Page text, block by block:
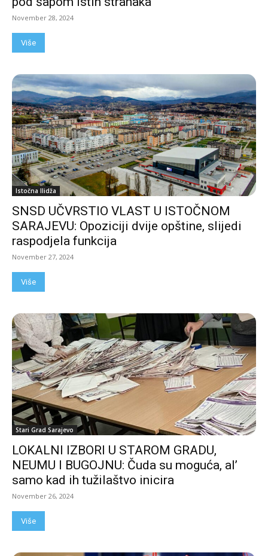
November 28, 2024
Više
Istočna Ilidža
SNSD UČVRSTIO VLAST U ISTOČNOM
SARAJEVU: Opoziciji dvije opštine, slijedi
raspodjela funkcija
November 27, 2024
Više
Stari Grad Sarajevo
LOKALNI IZBORI U STAROM GRADU,
NEUMU I BUGOJNU: Čuda su moguća, al’
samo kad ih tužilaštvo inicira
November 26, 2024
Više